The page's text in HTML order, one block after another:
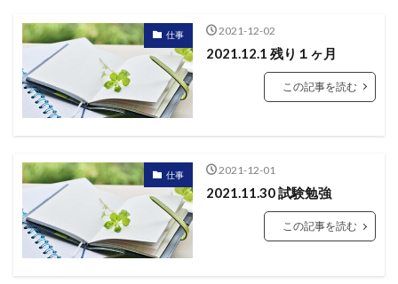
仕事 2021-12-02
2021.12.1 残り１ヶ月
この記事を読む
仕事 2021-12-01
2021.11.30 試験勉強
この記事を読む